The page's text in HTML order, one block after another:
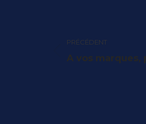
article
PRÉCÉDENT
Article
A vos marques,